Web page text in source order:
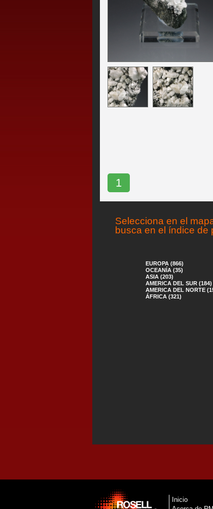
1
Selecciona en el
busca en el índice de
EUROPA (866)
OCEANÍA (35)
ASIA (203)
AMERICA DEL SUR (184)
AMERICA DEL NORTE
ÁFRICA (321)
Inicio